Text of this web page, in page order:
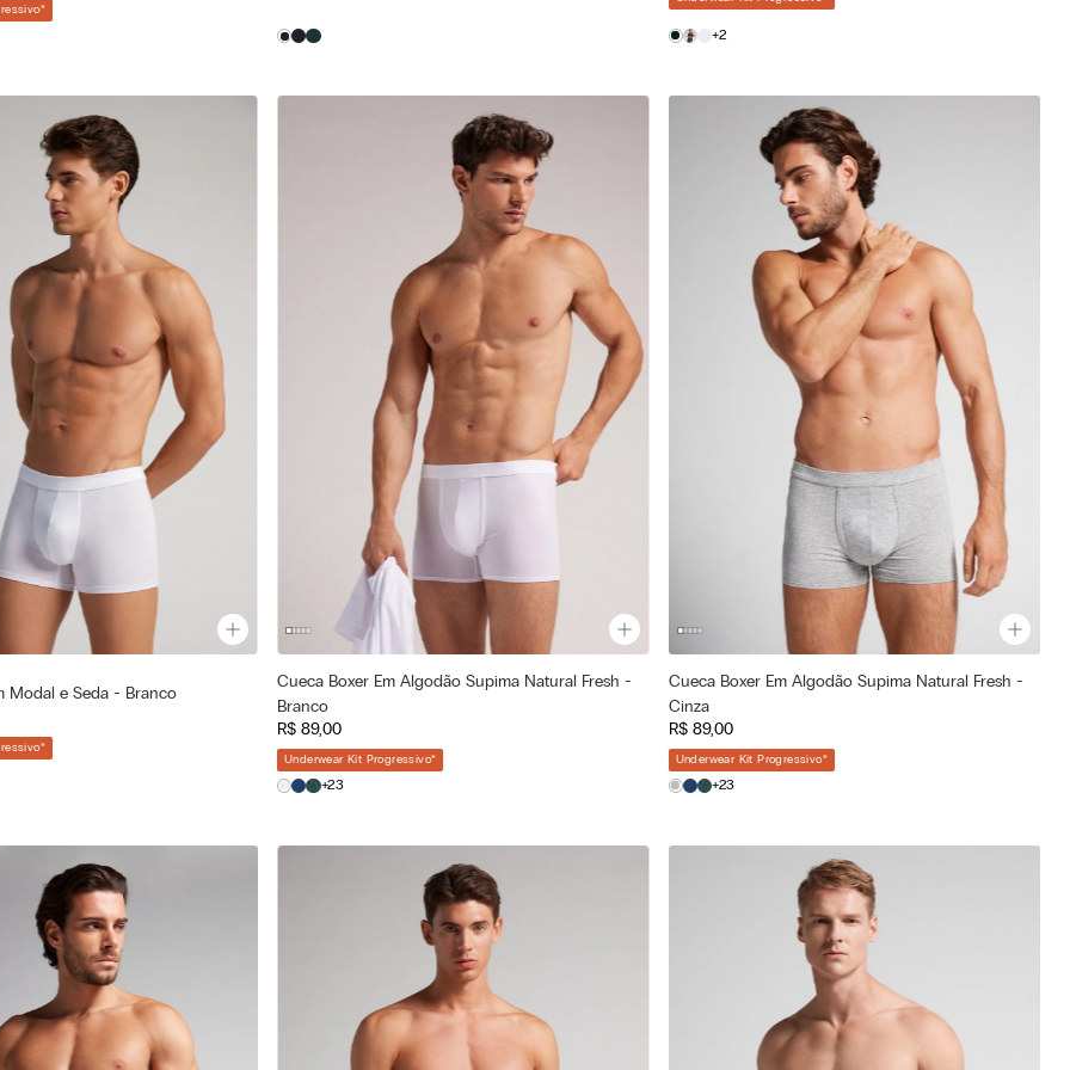
M
*
+2
- Bianco
—
Modal e Seda - Branco
*
Cor selecionada
Branco - 001 - Bianco
Tamanho selecionado
P M
Cueca Boxer Em Algodão Supima Natural Fresh -
Branco
R$ 89,00
Underwear Kit Progressivo*
+23
Cor selecionada
Cinza - 031 - Grigio Mel.Chiaro
Tamanho selecionado
P GG
Cueca Boxer Em Algodão Supima Natural Fresh -
Cinza
R$ 89,00
Underwear Kit Progressivo*
+23